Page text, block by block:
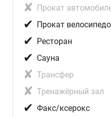
✘ Прокат
✔ Прокат
✔ Ресторан
✔ Сауна
✘ Трансфер
✘ Тренажёрный зал
✔ Факс/ксерокc